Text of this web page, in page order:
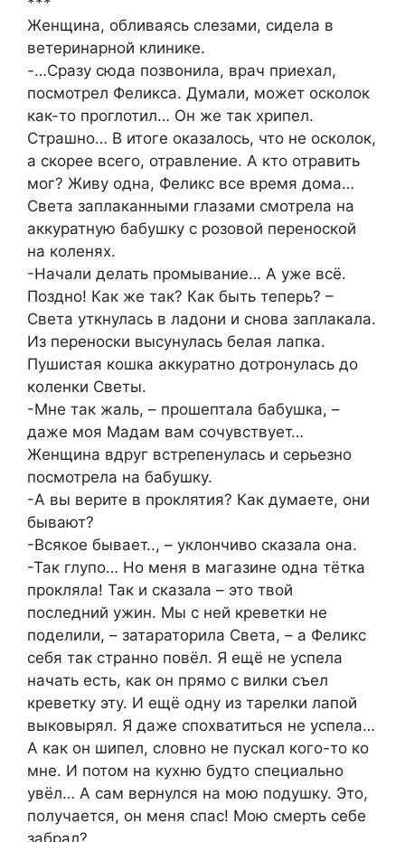
Женщина, обливаясь слезами, сидела в
ветеринарной клинике.
-…Сразу сюда позвонила, врач приехал,
посмотрел Феликса. Думали, может осколок
как-то проглотил… Он же так хрипел.
Страшно… В итоге оказалось, что не осколок,
а скорее всего, отравление. А кто отравить
мог? Живу одна, Феликс все время дома…
Света заплаканными глазами смотрела на
аккуратную бабушку с розовой переноской
на коленях.
-Начали делать промывание… А уже всё.
Поздно! Как же так? Как быть теперь? –
Света уткнулась в ладони и снова заплакала.
Из переноски высунулась белая лапка.
Пушистая кошка аккуратно дотронулась до
коленки Светы.
-Мне так жаль, – прошептала бабушка, –
даже моя Мадам вам сочувствует…
Женщина вдруг встрепенулась и серьезно
посмотрела на бабушку.
-А вы верите в проклятия? Как думаете, они
бывают?
-Всякое бывает.., – уклончиво сказала она.
-Так глупо… Но меня в магазине одна тётка
прокляла! Так и сказала – это твой
последний ужин. Мы с ней креветки не
поделили, – затараторила Света, – а Феликс
себя так странно повёл. Я ещё не успела
начать есть, как он прямо с вилки съел
креветку эту. И ещё одну из тарелки лапой
выковырял. Я даже спохватиться не успела…
А как он шипел, словно не пускал кого-то ко
мне. И потом на кухню будто специально
увёл… А сам вернулся на мою подушку. Это,
получается, он меня спас! Мою смерть себе